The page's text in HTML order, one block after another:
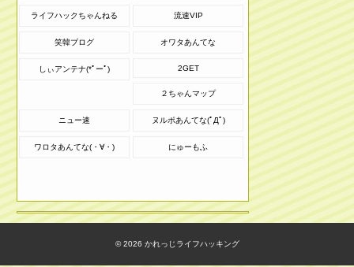
ライフハックちゃんねる 流速VIP
笑韓ブログ オワタあんてな
しぃアンテナ(*ﾟーﾟ) 2GET
２ちゃんマップ
ニュー速 ヌルポあんてな(ﾟДﾟ)
ワロタあんてな(・∀・) にゅーもふ
© 2026 かれっじライフハッキング